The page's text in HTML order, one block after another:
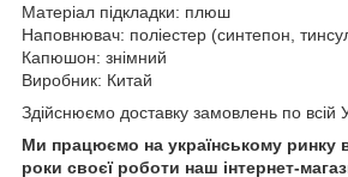
Матеріал підкладки: плюш
Наповнювач: поліестер (синтепон,
Капюшон: знімний
Виробник: Китай
Здійснюємо доставку замовлень по всій
Ми працюємо на українському ринку
роки своєї роботи наш інтернет-